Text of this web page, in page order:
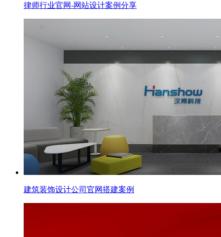
律师行业官网-网站设计案例分享
建筑装饰设计公司官网搭建案例